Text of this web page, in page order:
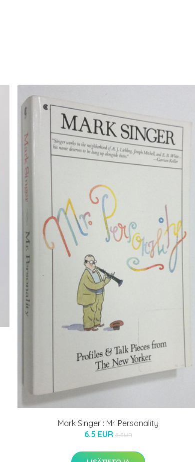
Mark Singer : Mr. Personality
6.5 EUR 8 EUR